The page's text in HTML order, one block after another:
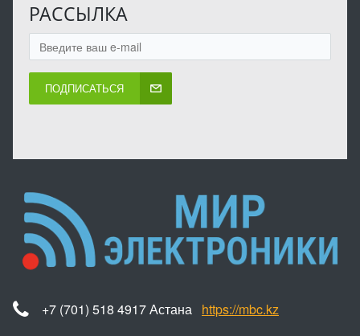
РАССЫЛКА
ПОДПИСАТЬСЯ
+7 (701) 518 4917 Астана https://mbc.kz